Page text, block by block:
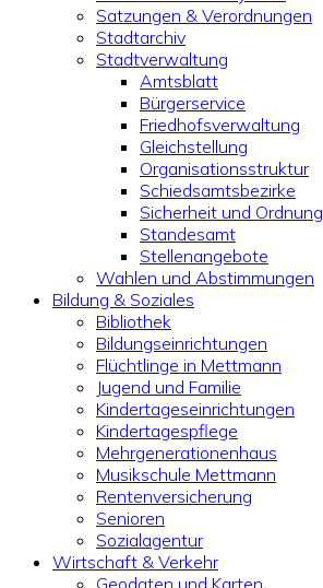
Satzungen & Verordnungen
Stadtarchiv
Stadtverwaltung
Amtsblatt
Bürgerservice
Friedhofsverwaltung
Gleichstellung
Organisationsstruktur
Schiedsamtsbezirke
Sicherheit und Ordnung
Standesamt
Stellenangebote
Wahlen und Abstimmungen
Bildung & Soziales
Bibliothek
Bildungseinrichtungen
Flüchtlinge in Mettmann
Jugend und Familie
Kindertageseinrichtungen
Kindertagespflege
Mehrgenerationenhaus
Musikschule Mettmann
Rentenversicherung
Senioren
Sozialagentur
Wirtschaft & Verkehr
Geodaten und Karten